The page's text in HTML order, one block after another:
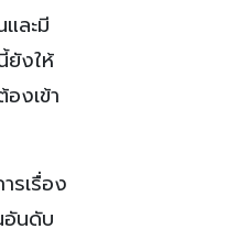
ละมี
ยังให้
งเข้า
รเรื่อง
อันดับ